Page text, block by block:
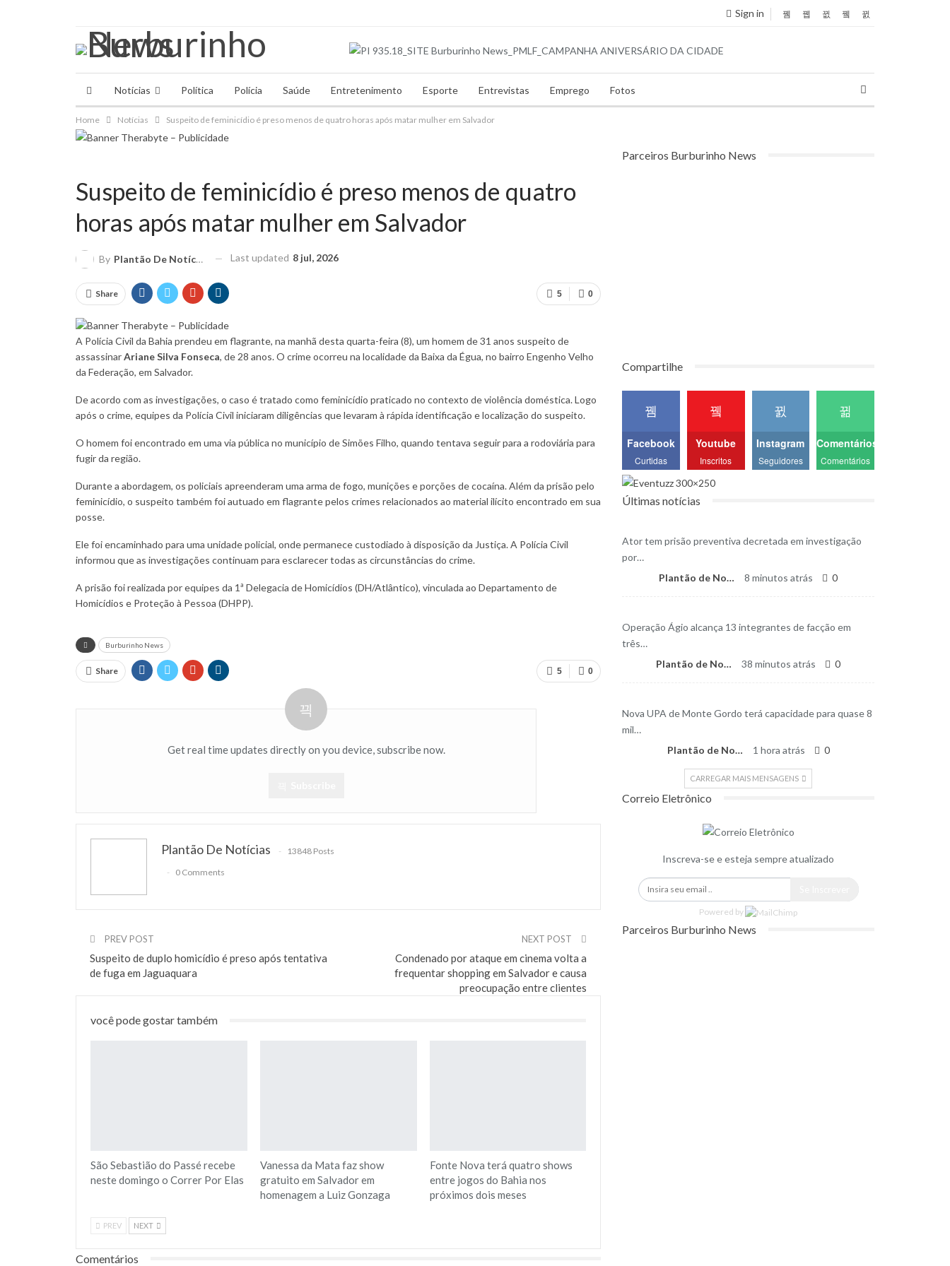
Sign in
Notícias Política Polícia Saúde Entretenimento Esporte Entrevistas Emprego Fotos
Home Notícias Suspeito de feminicídio é preso menos de quatro horas após matar mulher em Salvador
Suspeito de feminicídio é preso menos de quatro
horas após matar mulher em Salvador
By Plantão De Notícias Last updated 8 jul, 2026
0
5
Share
A Polícia Civil da Bahia prendeu em flagrante, na manhã desta quarta-feira (8), um homem de 31 anos suspeito de
assassinarAriane Silva Fonseca, de 28 anos. O crime ocorreu na localidade da Baixa da Égua, no bairro Engenho Velho
da Federação, em Salvador.
De acordo com as investigações, o caso é tratado como feminicídio praticado no contexto de violência doméstica. Logo
após o crime, equipes da Polícia Civil iniciaram diligências que levaram à rápida identificação e localização do suspeito.
O homem foi encontrado em uma via pública no município de Simões Filho, quando tentava seguir para a rodoviária para
fugir da região.
Durante a abordagem, os policiais apreenderam uma arma de fogo, munições e porções de cocaína. Além da prisão pelo
feminicídio, o suspeito também foi autuado em flagrante pelos crimes relacionados ao material ilícito encontrado em sua
posse.
Ele foi encaminhado para uma unidade policial, onde permanece custodiado à disposição da Justiça. A Polícia Civil
informou que as investigações continuam para esclarecer todas as circunstâncias do crime.
A prisão foi realizada por equipes da 1ª Delegacia de Homicídios (DH/Atlântico), vinculada ao Departamento de
Homicídios e Proteção à Pessoa (DHPP).
Burburinho News
0
5
Share
Get real time updates directly on you device, subscribe now.
Plantão De Notícias
13848 Posts
0 Comments
PREV POST
Suspeito de duplo homicídio é preso após tentativa
de fuga em Jaguaquara
NEXT POST
Condenado por ataque em cinema volta a
frequentar shopping em Salvador e causa
preocupação entre clientes
você pode gostar também
São Sebastião do Passé recebe
neste domingo o Correr Por Elas
Vanessa da Mata faz show
gratuito em Salvador em
homenagem a Luiz Gonzaga
Fonte Nova terá quatro shows
entre jogos do Bahia nos
próximos dois meses
PREV NEXT
Comentários
Parceiros Burburinho News
Compartilhe
Facebook
Curtidas
Youtube
Inscritos
Instagram
Seguidores
Comentários
Comentários
Últimas notícias
Ator tem prisão preventiva decretada em investigação
por…
Plantão de Notícias
8 minutos atrás 0
Operação Ágio alcança 13 integrantes de facção em
três…
Plantão de Notícias
38 minutos atrás 0
Nova UPA de Monte Gordo terá capacidade para quase 8
mil…
Plantão de Notícias
1 hora atrás 0
CARREGAR MAIS MENSAGENS
Correio Eletrônico
Inscreva-se e esteja sempre atualizado
Powered by
Parceiros Burburinho News